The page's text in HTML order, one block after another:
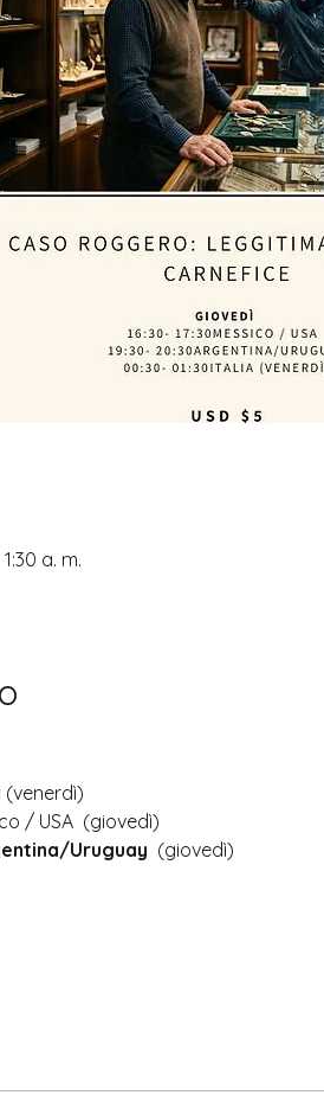
a. m.
(venerdì)
/ USA  (giovedì)
Uruguay (giovedì)